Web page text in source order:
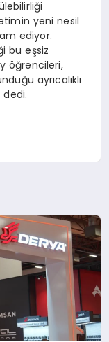
yeni nesil
ediyor.
bu eşsiz
öğrencileri,
ayrıcalıklı